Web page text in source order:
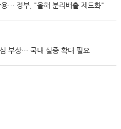
용… 정부, "올해 분리배출 제도화"
부상… 국내 실증 확대 필요